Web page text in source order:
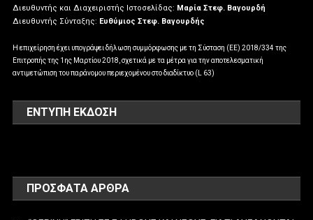
Διευθυντής και Διαχειριστής Ιστοσελίδας: Μαρία Στεφ. Βαγουρδή
Διευθυντής Σύνταξης: Ευθύμιος Στεφ. Βαγουρδής
Η επιχείρηση έχει υπογράψει δήλωση συμμόρφωσης με τη Σύσταση (ΕΕ) 2018/334 της
Επιτροπής της 1ης Μαρτίου 2018, σχετικά με τα μέτρα για την αποτελεσματική
αντιμετώπιση του παράνομου περιεχομένου στο διαδίκτυο (L 63)
ΕΝΤΥΠΗ ΕΚΔΟΣΗ
ΠΡΌΣΦΑΤΑ ΆΡΘΡΑ